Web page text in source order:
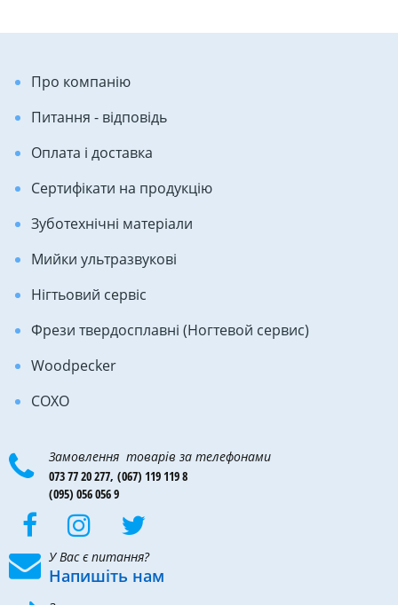
Про компанію
Питання - відповідь
Оплата і доставка
Сертифікати на продукцію
Зуботехнічні матеріали
Мийки ультразвукові
Нігтьовий сервіс
Фрези твердосплавні (Ногтевой сервис)
Woodpecker
COXO
Замовлення товарів за телефонами
073 77 20 277, (067) 119 119 8
(095) 056 056 9
У Вас є питання?
Напишіть нам